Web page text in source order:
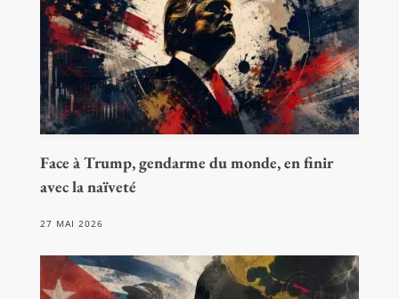
Face à Trump, gendarme du monde, en finir
avec la naïveté
27 MAI 2026